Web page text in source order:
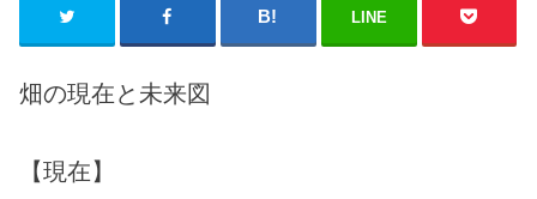
LINE
畑の現在と未来図
【現在】